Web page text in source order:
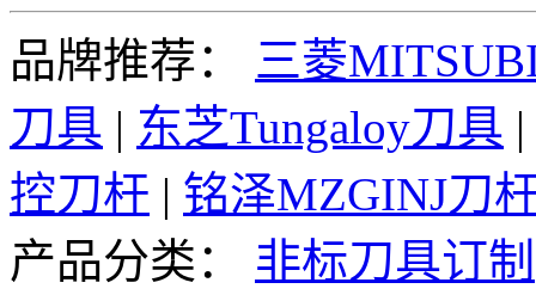
品牌推荐：
三菱
刀具 | 东芝Tungaloy刀具 |
控刀杆 | 铭泽MZGINJ刀
产品分类：
非标刀具订制